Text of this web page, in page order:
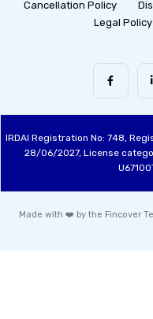
Cancellation Policy
Legal Policy
IRDAI Registration No: 748,
28/06/2027, License
Made with ❤️ by the Fincover